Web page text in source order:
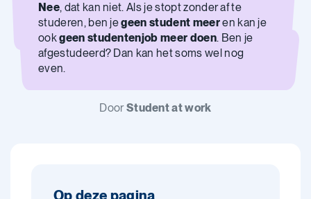
Nee, dat kan niet. Als je stopt zonder af te
studeren, ben jegeen student meeren kan je
ookgeen studentenjob meer doen. Ben je
afgestudeerd? Dan kan het soms wel nog
even.
DoorStudent at work
Op deze pagina